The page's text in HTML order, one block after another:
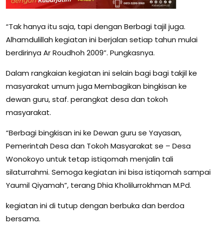
“Tak hanya itu saja, tapi dengan Berbagi tajil juga.
Alhamdulillah kegiatan ini berjalan setiap tahun mulai
berdirinya Ar Roudhoh 2009”. Pungkasnya.
Dalam rangkaian kegiatan ini selain bagi bagi takjil ke
masyarakat umum juga Membagikan bingkisan ke
dewan guru, staf. perangkat desa dan tokoh
masyarakat.
“Berbagi bingkisan ini ke Dewan guru se Yayasan,
Pemerintah Desa dan Tokoh Masyarakat se – Desa
Wonokoyo untuk tetap istiqomah menjalin tali
silaturrahmi. Semoga kegiatan ini bisa istiqomah sampai
Yaumil Qiyamah”, terang Dhia Kholilurrokhman M.Pd.
kegiatan ini di tutup dengan berbuka dan berdoa
bersama.